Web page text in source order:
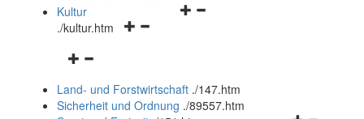
Navigationsmenü
Navigationsmenü
Kultur
./kultur.htm
Navigationsmenü
und
schließen
Land- und Forstwirtschaft ./147.htm
Sicherheit und Ordnung ./89557.htm